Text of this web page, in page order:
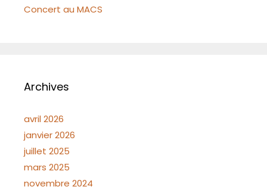
Concert au MACS
Archives
avril 2026
janvier 2026
juillet 2025
mars 2025
novembre 2024